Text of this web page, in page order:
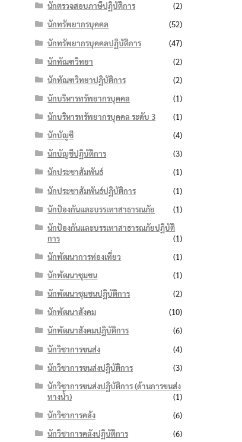
นักตรวจสอบภาษีปฏิบัติการ
(2)
นักทรัพยากรบุคคล
(52)
นักทรัพยากรบุคคลปฏิบัติการ
(47)
นักทัณฑวิทยา
(2)
นักทัณฑวิทยาปฏิบัติการ
(2)
นักบริหารทรัพยากรบุคคล
(1)
นักบริหารทรัพยากรบุคคล ระดับ 3
(1)
นักบัญชี
(4)
นักบัญชีปฏิบัติการ
(3)
นักประชาสัมพันธ์
(1)
นักประชาสัมพันธ์ปฏิบัติการ
(1)
นักป้องกันและบรรเทาสาธารณภัย
(1)
นักป้องกันและบรรเทาสาธารณภัยปฏิบัติ
การ
(1)
นักพัฒนาการท่องเที่ยว
(1)
นักพัฒนาชุมชน
(1)
นักพัฒนาชุมชนปฏิบัติการ
(2)
นักพัฒนาสังคม
(10)
นักพัฒนาสังคมปฏิบัติการ
(6)
นักวิชาการขนส่ง
(4)
นักวิชาการขนส่งปฏิบัติการ
(3)
นักวิชาการขนส่งปฏิบัติการ (ด้านการขนส่ง
ทางน้ำ)
(1)
นักวิชาการคลัง
(6)
นักวิชาการคลังปฏิบัติการ
(6)